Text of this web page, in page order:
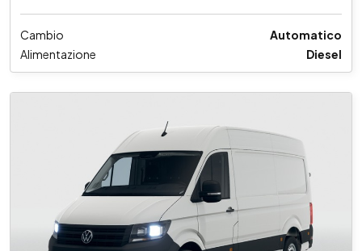
Cambio
Automatico
Alimentazione
Diesel